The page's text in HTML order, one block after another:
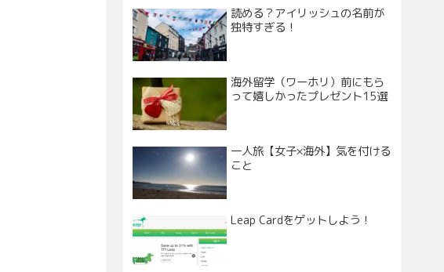
読める？アイリッシュの名前が
独特すぎる！
海外留学（ワーホリ）前にもら
って嬉しかったプレゼント15選
一人旅【女子×海外】気を付ける
こと
Leap Cardをゲットしよう！